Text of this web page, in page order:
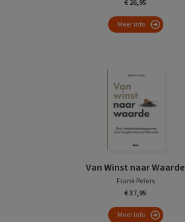
€ 26,95
Meer info
Van Winst naar Waarde
Frank Peters
€ 37,95
Meer info